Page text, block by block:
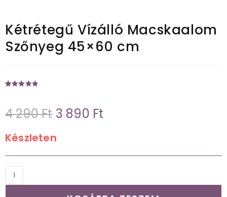
Kétrétegű Vízálló Macskaalom
Szőnyeg 45×60 cm
értékelés
4 290Ft 3 890 Ft
Készleten